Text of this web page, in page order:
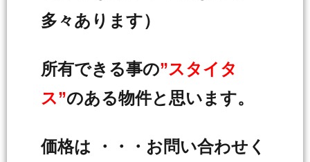
多々あります）
所有できる事の”スタイタ
ス”のある物件と思います。
価格は ・・・お問い合わせく